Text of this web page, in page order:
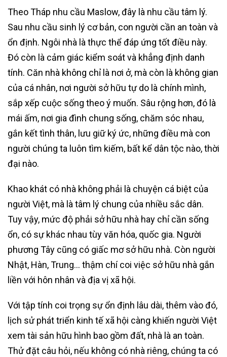
Theo Tháp nhu cầu Maslow, đây là nhu cầu tâm lý.
Sau nhu cầu sinh lý cơ bản, con người cần an toàn và
ổn định. Ngôi nhà là thực thể đáp ứng tốt điều này.
Đó còn là cảm giác kiểm soát và khẳng định danh
tính. Căn nhà không chỉ là nơi ở, mà còn là không gian
của cá nhân, nơi người sở hữu tự do là chính mình,
sắp xếp cuộc sống theo ý muốn. Sâu rộng hơn, đó là
mái ấm, nơi gia đình chung sống, chăm sóc nhau,
gắn kết tình thân, lưu giữ ký ức, những điều mà con
người chúng ta luôn tìm kiếm, bất kể dân tộc nào, thời
đại nào.
Khao khát có nhà không phải là chuyện cá biệt của
người Việt, mà là tâm lý chung của nhiều sắc dân.
Tuy vậy, mức độ phải sở hữu nhà hay chỉ cần sống
ổn, có sự khác nhau tùy văn hóa, quốc gia. Người
phương Tây cũng có giấc mơ sở hữu nhà. Còn người
Nhật, Hàn, Trung… thậm chí coi việc sở hữu nhà gắn
liền với hôn nhân và địa vị xã hội.
Với tập tính coi trọng sự ổn định lâu dài, thêm vào đó,
lịch sử phát triển kinh tế xã hội càng khiến người Việt
xem tài sản hữu hình bao gồm đất, nhà là an toàn.
Thử đặt câu hỏi, nếu không có nhà riêng, chúng ta có